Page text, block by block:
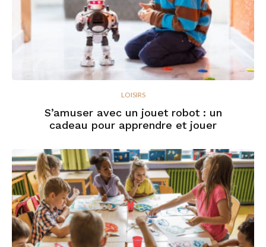
LOISIRS
S’amuser avec un jouet robot : un
cadeau pour apprendre et jouer